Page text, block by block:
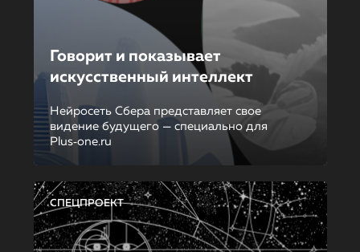
Говорит и показывает
искусственный интеллект
Нейросеть Сбера представляет свое
видение будущего — специально для
Plus‑one.ru
СПЕЦПРОЕКТ